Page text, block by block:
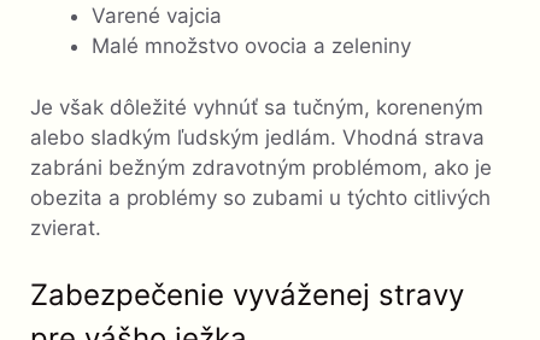
Varené vajcia
Malé množstvo ovocia a zeleniny
Je však dôležité vyhnúť sa tučným, koreneným
alebo sladkým ľudským jedlám. Vhodná strava
zabráni bežným zdravotným problémom, ako je
obezita a problémy so zubami u týchto citlivých
zvierat.
Zabezpečenie vyváženej stravy